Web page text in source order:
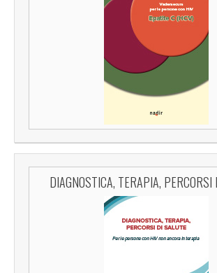
DIAGNOSTICA, TERAPIA, PERCORSI